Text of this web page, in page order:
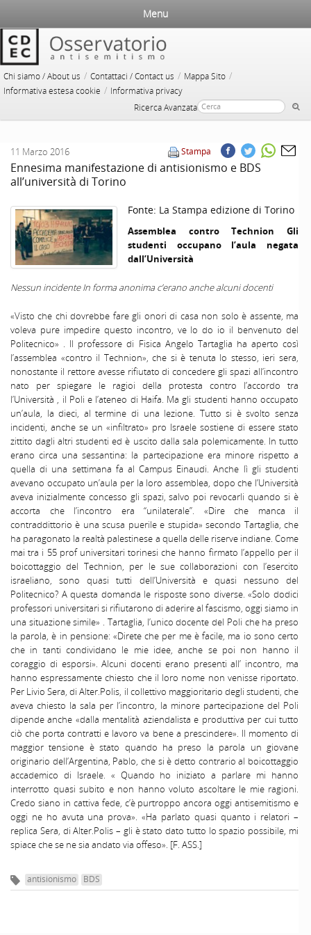
Chi siamo / About us / Contattaci / Contact us / Mappa Sito /
Informativa estesa cookie / Informativa privacy
Ricerca Avanzata
Menu
Stampa
11 Marzo 2016
Ennesima manifestazione di antisionismo e BDS
all’università di Torino
Fonte: La Stampa edizione di Torino
Assemblea contro Technion Gli
studenti occupano l’aula negata
dall’Università
Nessun incidente In forma anonima c’erano anche alcuni docenti
«Visto che chi dovrebbe fare gli onori di casa non solo è assente, ma
voleva pure impedire questo incontro, ve lo do io il benvenuto del
Politecnico» . Il professore di Fisica Angelo Tartaglia ha aperto così
l’assemblea «contro il Technion», che si è tenuta lo stesso, ieri sera,
nonostante il rettore avesse rifiutato di concedere gli spazi all’incontro
nato per spiegare le ragioi della protesta contro l’accordo tra
l’Università , il Poli e l’ateneo di Haifa. Ma gli studenti hanno occupato
un’aula, la dieci, al termine di una lezione. Tutto si è svolto senza
incidenti, anche se un «infiltrato» pro Israele sostiene di essere stato
zittito dagli altri studenti ed è uscito dalla sala polemicamente. In tutto
erano circa una sessantina: la partecipazione era minore rispetto a
quella di una settimana fa al Campus Einaudi. Anche lì gli studenti
avevano occupato un’aula per la loro assemblea, dopo che l’Università
aveva inizialmente concesso gli spazi, salvo poi revocarli quando si è
accorta che l’incontro era “unilaterale”. «Dire che manca il
contraddittorio è una scusa puerile e stupida» secondo Tartaglia, che
ha paragonato la realtà palestinese a quella delle riserve indiane. Come
mai tra i 55 prof universitari torinesi che hanno firmato l’appello per il
boicottaggio del Technion, per le sue collaborazioni con l’esercito
israeliano, sono quasi tutti dell’Università e quasi nessuno del
Politecnico? A questa domanda le risposte sono diverse. «Solo dodici
professori universitari si rifiutarono di aderire al fascismo, oggi siamo in
una situazione simile» . Tartaglia, l’unico docente del Poli che ha preso
la parola, è in pensione: «Direte che per me è facile, ma io sono certo
che in tanti condividano le mie idee, anche se poi non hanno il
coraggio di esporsi». Alcuni docenti erano presenti all’ incontro, ma
hanno espressamente chiesto che il loro nome non venisse riportato.
Per Livio Sera, di Alter.Polis, il collettivo maggioritario degli studenti, che
aveva chiesto la sala per l’incontro, la minore partecipazione del Poli
dipende anche «dalla mentalità aziendalista e produttiva per cui tutto
ciò che porta contratti e lavoro va bene a prescindere». Il momento di
maggior tensione è stato quando ha preso la parola un giovane
originario dell’Argentina, Pablo, che si è detto contrario al boicottaggio
accademico di Israele. « Quando ho iniziato a parlare mi hanno
interrotto quasi subito e non hanno voluto ascoltare le mie ragioni.
Credo siano in cattiva fede, c’è purtroppo ancora oggi antisemitismo e
oggi ne ho avuta una prova». «Ha parlato quasi quanto i relatori –
replica Sera, di Alter.Polis – gli è stato dato tutto lo spazio possibile, mi
spiace che se ne sia andato via offeso». [F. ASS.]
antisionismo BDS